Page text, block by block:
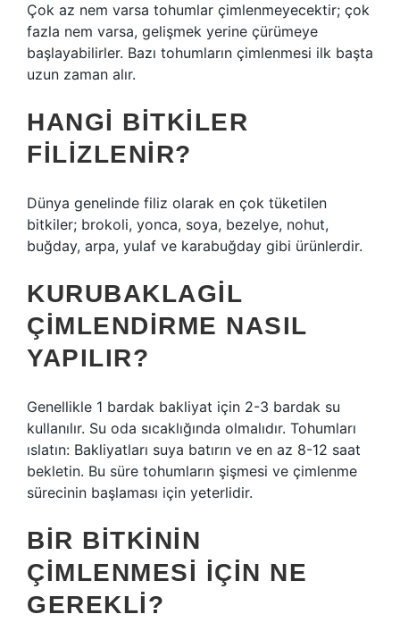
Çok az nem varsa tohumlar çimlenmeyecektir; çok
fazla nem varsa, gelişmek yerine çürümeye
başlayabilirler. Bazı tohumların çimlenmesi ilk başta
uzun zaman alır.
HANGI BITKILER
FILIZLENIR?
Dünya genelinde filiz olarak en çok tüketilen
bitkiler; brokoli, yonca, soya, bezelye, nohut,
buğday, arpa, yulaf ve karabuğday gibi ürünlerdir.
KURUBAKLAGIL
ÇIMLENDIRME NASIL
YAPILIR?
Genellikle 1 bardak bakliyat için 2-3 bardak su
kullanılır. Su oda sıcaklığında olmalıdır. Tohumları
ıslatın: Bakliyatları suya batırın ve en az 8-12 saat
bekletin. Bu süre tohumların şişmesi ve çimlenme
sürecinin başlaması için yeterlidir.
BIR BITKININ
ÇIMLENMESI IÇIN NE
GEREKLI?